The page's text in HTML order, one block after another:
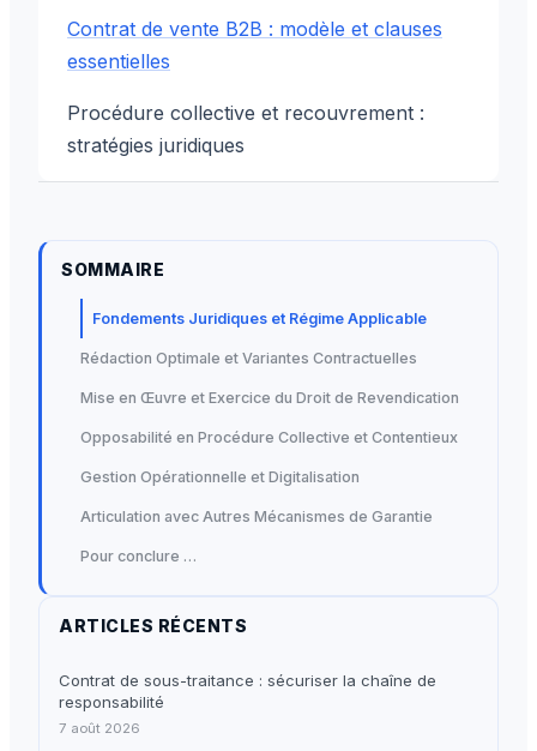
Contrat de vente B2B : modèle et clauses
essentielles
Procédure collective et recouvrement :
stratégies juridiques
SOMMAIRE
Fondements Juridiques et Régime Applicable
Rédaction Optimale et Variantes Contractuelles
Mise en Œuvre et Exercice du Droit de Revendication
Opposabilité en Procédure Collective et Contentieux
Gestion Opérationnelle et Digitalisation
Articulation avec Autres Mécanismes de Garantie
Pour conclure …
ARTICLES RÉCENTS
Contrat de sous-traitance : sécuriser la chaîne de
responsabilité
7 août 2026